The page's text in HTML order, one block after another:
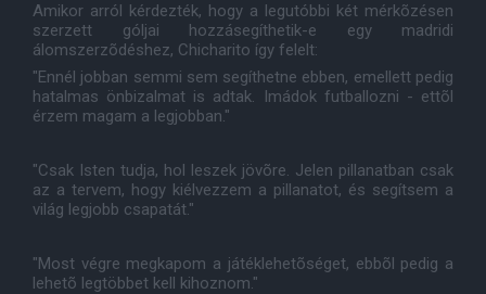
Amikor arról kérdezték, hogy a legutóbbi két mérkõzésen
szerzett góljai hozzásegíthetik-e egy madridi
álomszerzõdéshez, Chicharito így felelt:
"Ennél jobban semmi sem segíthetne ebben, emellett pedig
hatalmas önbizalmat is adtak. Imádok futballozni - ettõl
érzem magam a legjobban."
"Csak Isten tudja, hol leszek jövõre. Jelen pillanatban csak
az a tervem, hogy kiélvezzem a pillanatot, és segítsem a
világ legjobb csapatát."
"Most végre megkapom a játéklehetõséget, ebbõl pedig a
lehetõ legtöbbet kell kihoznom."